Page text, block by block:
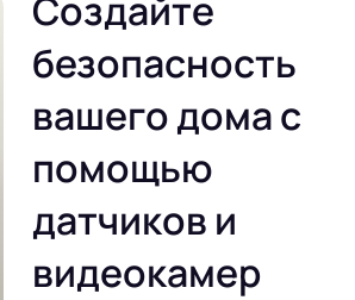
Создайте
безопасность
вашего дома с
помощью
датчиков и
видеокамер